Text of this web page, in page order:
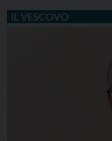
IL VESCOVO